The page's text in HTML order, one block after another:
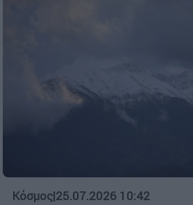
Κόσμος|25.07.2026 10:42